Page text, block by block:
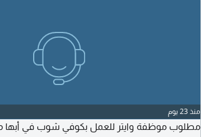
منذ 23 يوم
مطلوب موظفة وايتر للعمل بكوفي شوب في أبها